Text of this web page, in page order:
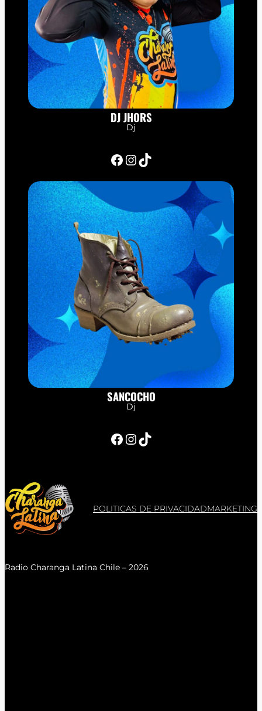
DJ JHORS
Dj
Facebook InstagramTikTok
SANCOCHO
Dj
Facebook InstagramTikTok
POLITICAS DE PRIVACIDADMARKETING
Radio Charanga Latina Chile – 2026